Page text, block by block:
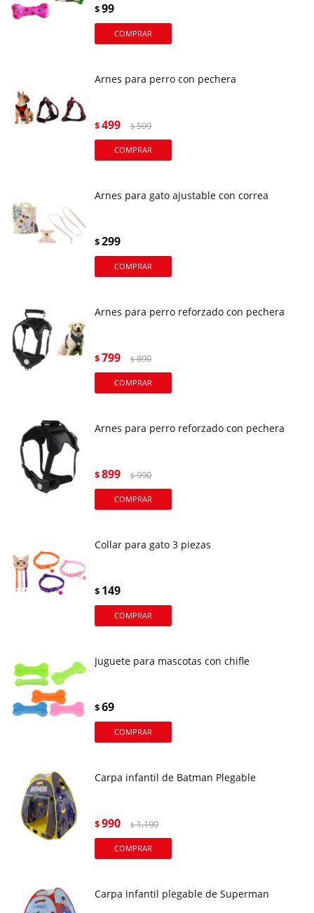
$99
Arnes para perro con pechera
$499 $ 599
Arnes para gato ajustable con correa
$299
Arnes para perro reforzado con pechera
$799 $ 890
Arnes para perro reforzado con pechera
$899 $ 990
Collar para gato 3 piezas
$ 149
Juguete para mascotas con chifle
$69
Carpa infantil de Batman Plegable
$990 $ 1.190
Carpa infantil plegable de Superman